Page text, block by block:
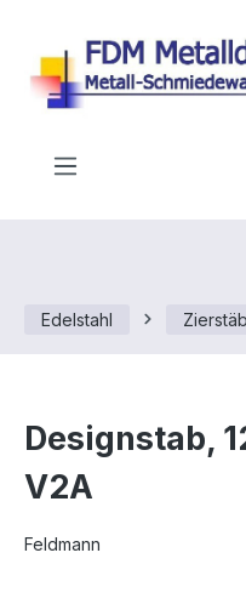
Edelstahl
Designstab,
V2A
Feldmann